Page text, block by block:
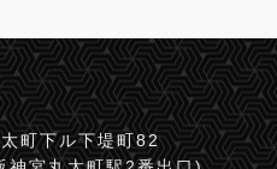
町下ル下堤町82